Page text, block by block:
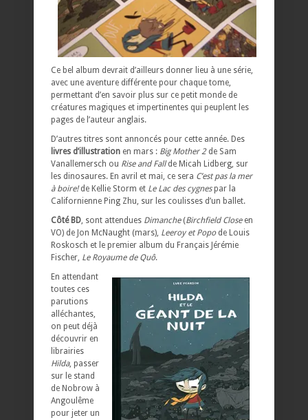
Ce bel album devrait d’ailleurs donner lieu à une série,
avec une aventure différente pour chaque tome,
permettant d’en savoir plus sur ce petit monde de
créatures magiques et impertinentes qui peuplent les
pages de l’auteur anglais.
D’autres titres sont annoncés pour cette année. Des
livres d’illustration en mars : Big Mother 2de Sam
Vanallemersch ou Rise and Fallde Micah Lidberg, sur
les dinosaures. En avril et mai, ce sera C’est pas la mer
à boire!de Kellie Storm et Le Lac des cygnespar la
Californienne Ping Zhu, sur les coulisses d’un ballet.
Côté BD, sont attendues Dimanche(Birchfield Closeen
VO) de Jon McNaught (mars), Leeroy et Popode Louis
Roskosch et le premier album du Français Jérémie
Fischer, Le Royaume de Quô.
En attendant
toutes ces
parutions
alléchantes,
on peut déjà
découvrir en
librairies
Hilda, passer
sur le stand
de Nobrow à
Angoulême
pour jeter un